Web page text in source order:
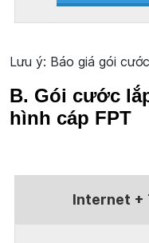
Lưu ý: Báo giá gói
B. Gói cước
hình cáp FPT
Internet +